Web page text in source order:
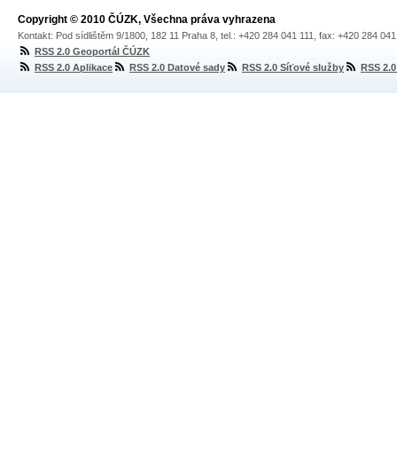
Copyright © 2010 ČÚZK, Všechna práva vyhrazena
Kontakt: Pod sídlištěm 9/1800, 182 11 Praha 8, tel.: +420 284 041 111, fax: +420 284
RSS 2.0 Geoportál ČÚZK
RSS 2.0 Aplikace
RSS 2.0 Datové sady RSS 2.0 Síťové služby RSS